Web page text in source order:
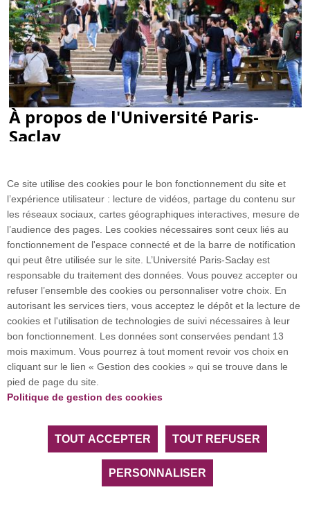
À propos de l'Université Paris-
Saclay
composé de quatre départements franciliens et de
nombreux sites stratégiques (Courtabœuf, Évry, Massy,
Orsay, Saclay, Saint-Quentin-en-Yvelines...
Lire la suite
Différents dispositifs d'obtention d'une bourse à
l'attention des étudiantes et étudiants, et des
doctorantes et doctorants existent.
Ce site utilise des cookies pour le bon fonctionnement du site et
l’expérience utilisateur : lecture de vidéos, partage du contenu sur
les réseaux sociaux, cartes géographiques interactives, mesure de
l’audience des pages. Les cookies nécessaires sont ceux liés au
fonctionnement de l'espace connecté et de la barre de notification
qui peut être utilisée sur le site. L’Université Paris-Saclay est
responsable du traitement des données. Vous pouvez accepter ou
refuser l’ensemble des cookies ou personnaliser votre choix. En
autorisant les services tiers, vous acceptez le dépôt et la lecture de
cookies et l'utilisation de technologies de suivi nécessaires à leur
bon fonctionnement. Les données sont conservées pendant 13
mois maximum. Vous pourrez à tout moment revoir vos choix en
cliquant sur le lien « Gestion des cookies » qui se trouve dans le
pied de page du site.
Politique de gestion des cookies
TOUT ACCEPTER TOUT REFUSER
PERSONNALISER